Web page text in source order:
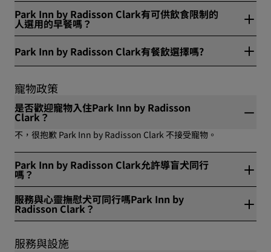
Park Inn by Radisson Clark 早餐價格為成人 880 披索，12 歲以
下兒童 440 披索。
Park Inn by Radisson Clark有可供飲食限制的
人選用的早餐嗎？
麩質、無乳糖、純素、有機、素食。
Park Inn by Radisson Clark有餐飲選擇嗎?
寵物政策
是否歡迎寵物入住Park Inn by Radisson
Clark？
不，很抱歉 Park Inn by Radisson Clark 不接受寵物。
Park Inn by Radisson Clark允許導盲犬同行
嗎？
不，很抱歉 Park Inn by Radisson Clark 不接受導盲犬。
服務與心靈撫慰犬可同行嗎Park Inn by
Radisson Clark？
Clark。
服務與設施